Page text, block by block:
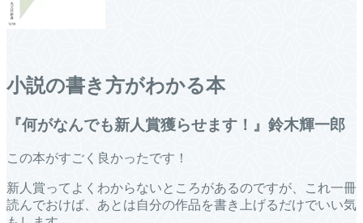
小説の書き方がわかる本
『何がなんでも新人賞獲らせます！』鈴木輝一郎
この本がすごく良かったです！
新人賞ってよくわからないところがあるのですが、これ一冊
読んでおけば、あとは自分の作品を書き上げるだけでいい気